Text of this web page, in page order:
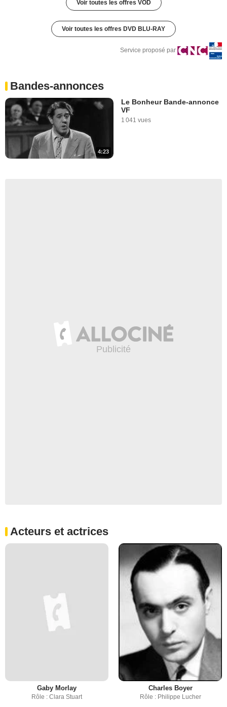
Voir toutes les offres VOD
Voir toutes les offres DVD BLU-RAY
Service proposé par
Bandes-annonces
4:23
Le Bonheur Bande-annonce
VF
1 041 vues
Acteurs et actrices
Gaby Morlay
Rôle : Clara Stuart
Charles Boyer
Rôle : Philippe Lucher